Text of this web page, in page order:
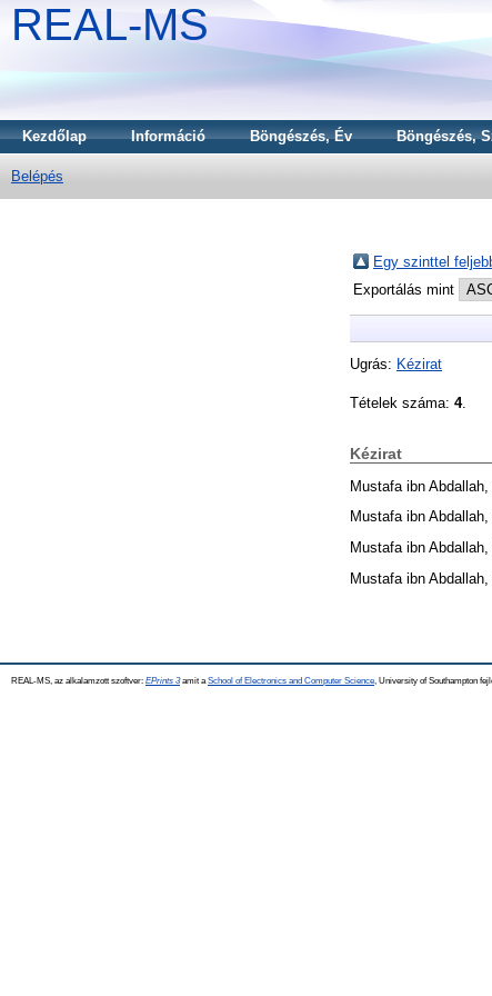
REAL-MS
Kezdőlap Információ Böngészés, Év Böngészés,
Belépés
Egy szinttel
Exportálás mint
Ugrás: Kézirat
Tételek száma: 4.
Kézirat
Mustafa ibn
Mustafa ibn
Mustafa ibn
Mustafa ibn
REAL-MS, az alkalamzott szoftver: EPrints 3amit a School of Electronics and Computer Science , University of Southampton